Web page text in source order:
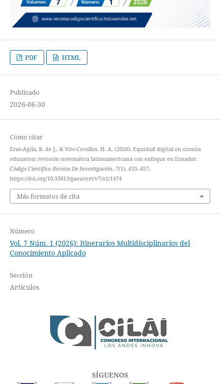
PDF HTML
Publicado
2026-06-30
Cómo citar
Eras-Agila, R. de J., & Vite-Cevallos, H. A. (2026). Equidad digital en ciencia
educativa: revisión sistemática latinoamericana con enfoque en Ecuador.
Código Científico Revista De Investigación, 7(1), 433–457.
https://doi.org/10.55813/gaea/ccri/v7/n1/1474
Más formatos de cita
Número
Vol. 7 Núm. 1 (2026): Itinerarios Multidisciplinarios del
Conocimiento Aplicado
Sección
Artículos
SÍGUENOS